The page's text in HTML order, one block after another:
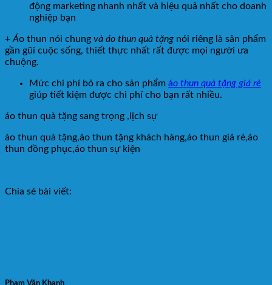
động marketing nhanh nhất và hiệu quả nhất cho doanh
nghiệp bạn
+ Áo thun nói chung và áo thun quà tặng nói riêng là sản phẩm
gần gũi cuộc sống, thiết thực nhất rất được mọi người ưa
chuộng.
Mức chi phí bỏ ra cho sản phẩm áo thun quà tặng giá rẻ
giúp tiết kiệm được chi phí cho bạn rất nhiều.
áo thun quà tặng sang trọng ,lịch sự
áo thun quà tặng,áo thun tặng khách hàng,áo thun giá rẻ,áo
thun đồng phục,áo thun sự kiện
Chia sẻ bài viết:
Phạm Văn Khanh